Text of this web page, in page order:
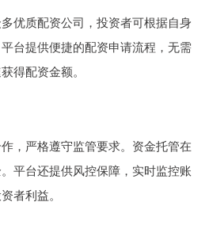
优质配资公司，投资者可根据自身
台提供便捷的配资申请流程，无需
得配资金额。
，严格遵守监管要求。资金托管在
平台还提供风控保障，实时监控账
者利益。